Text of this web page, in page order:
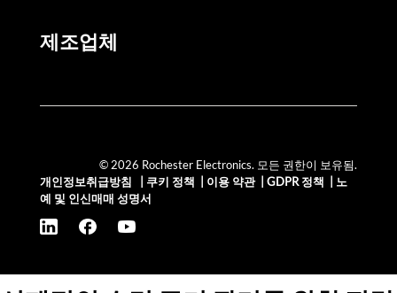
제조업체
© 2026 Rochester Electronics. 모든 권한이 보유됨.
개인정보취급방침
쿠키 정책 이용 약관| GDPR 정책
노
예 및 인신매매 성명서